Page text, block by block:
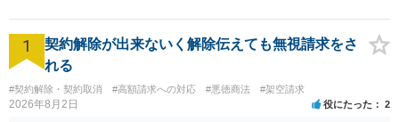
約と、新しいカリキュラムの契約は別なようですので、 新しいカリキ
ュラムに関する月謝の未払と退園とは、直接には結びつかない可能性
お近くの弁護士に直接相談して、アドバイス等を求めることをお勧め
1
契約解除が出来ないく解除伝えても無視請求をさ
れる
#契約解除・契約取消 #高額請求への対応 #悪徳商法 #架空請求
2026年8月2日 役にたった 2